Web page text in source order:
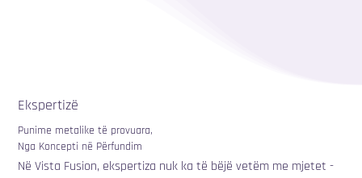
Ekspertizë
Punime metalike të provuara,
Nga Koncepti në Përfundim
Në Vista Fusion, ekspertiza nuk ka të bëjë vetëm me mjetet -